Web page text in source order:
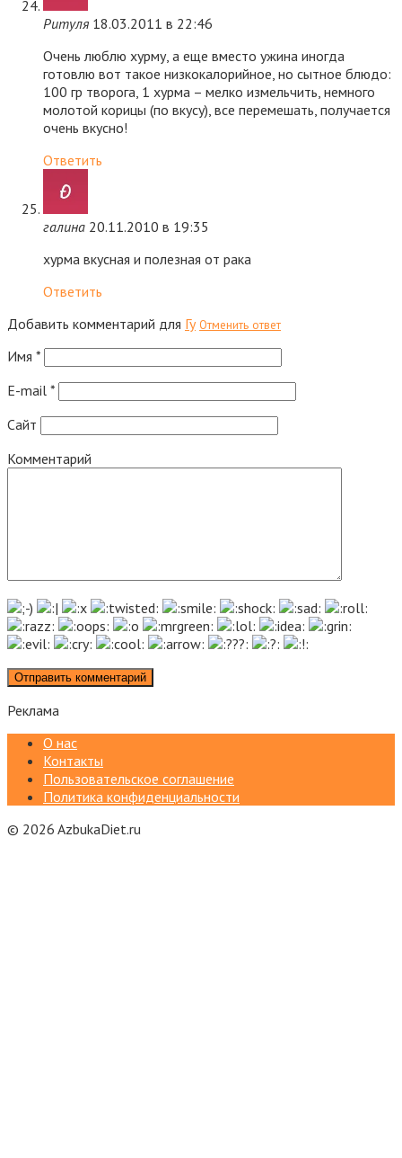
Ритуля 18.03.2011 в 22:46
Очень люблю хурму, а еще вместо ужина иногда
готовлю вот такое низкокалорийное, но сытное блюдо:
100 гр творога, 1 хурма – мелко измельчить, немного
молотой корицы (по вкусу), все перемешать, получается
очень вкусно!
Ответить
галина 20.11.2010 в 19:35
хурма вкусная и полезная от рака
Ответить
Добавить комментарий для Гу Отменить ответ
Имя *
E-mail *
Сайт
Комментарий
Реклама
О нас
Контакты
Пользовательское соглашение
Политика конфиденциальности
© 2026 AzbukaDiet.ru